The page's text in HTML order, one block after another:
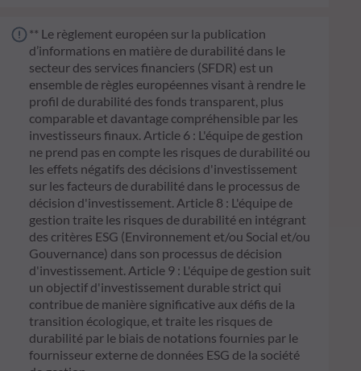
** Le règlement européen sur la publication
d’informations en matière de durabilité dans le
secteur des services financiers (SFDR) est un
ensemble de règles européennes visant à rendre le
profil de durabilité des fonds transparent, plus
comparable et davantage compréhensible par les
investisseurs finaux. Article 6 : L'équipe de gestion
ne prend pas en compte les risques de durabilité ou
les effets négatifs des décisions d'investissement
sur les facteurs de durabilité dans le processus de
décision d'investissement. Article 8 : L'équipe de
gestion traite les risques de durabilité en intégrant
des critères ESG (Environnement et/ou Social et/ou
Gouvernance) dans son processus de décision
d'investissement. Article 9 : L'équipe de gestion suit
un objectif d'investissement durable strict qui
contribue de manière significative aux défis de la
transition écologique, et traite les risques de
durabilité par le biais de notations fournies par le
fournisseur externe de données ESG de la société